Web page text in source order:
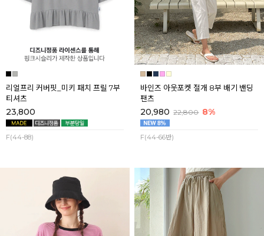
리얼프리 커버핏_미키 패치 프릴 7부
티셔츠
23,800
F(44-88)
바인즈 아웃포켓 절개 8부 배기 밴딩
팬츠
20,980 22,800 8%
F(44-66반)